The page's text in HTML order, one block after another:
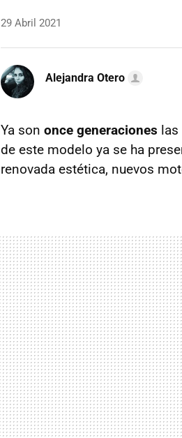
29 Abril 2021
Alejandra Otero
Ya son once generaciones las
de este modelo ya se ha
renovada estética, nuevos